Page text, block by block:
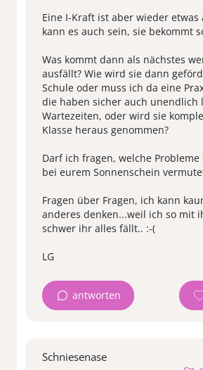
Eine I-Kraft ist aber wieder etwas
kann es auch sein, sie bekommt
Was kommt dann als nächstes
ausfällt? Wie wird sie dann
Schule oder muss ich da eine
die haben sicher auch unendlich
Wartezeiten, oder wird sie
Klasse heraus genommen?
Darf ich fragen, welche
bei eurem Sonnenschein
Fragen über Fragen, ich kann
anderes denken...weil ich so mit
schwer ihr alles fällt.. :-(
antworten
Schniesenase